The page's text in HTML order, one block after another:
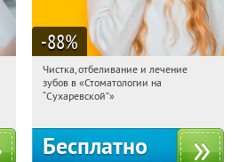
-88%
20:28:09 Получили:
Сухаревская
Чистка, отбеливание и лечение
зубов в «Стоматологии на
“Сухаревской”»
Бесплатно